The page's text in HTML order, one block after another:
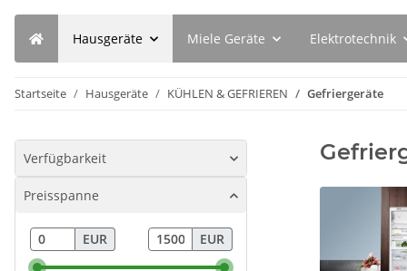
Hausgeräte Miele Geräte Elektrotechnik
Startseite Hausgeräte KÜHLEN & GEFRIEREN Gefriergeräte
Verfügbarkeit
Preisspanne
EUR EUR